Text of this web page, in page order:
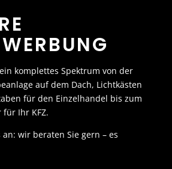
komplettes Spektrum von der
auf dem Dach, Lichtkästen
für den Einzelhandel bis zum
Ihr KFZ.
wir beraten Sie gern – es